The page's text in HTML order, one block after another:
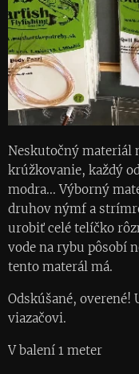
Neskutočný materiál
krúžkovanie, každý
modra... Výborný
druhov nýmf a
urobiť celé telíčko
vode na rybu pôsobí
tento materál má.
Odskúšané, overené!
viazačovi.
V balení 1 meter